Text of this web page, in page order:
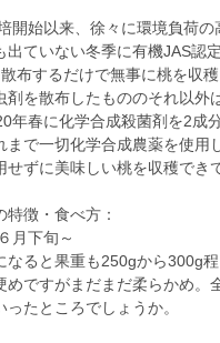
開始以来、徐々に環境負荷
出ていない冬季に有機JAS認
布するだけで無事に桃を収
剤を散布したもののそれ以外
年春に化学合成殺菌剤を2成
まで一切化学合成農薬を使用
せずに美味しい桃を収穫でき
徴・食べ方：
月下旬～
ると果重も250gから300g
めですがまだまだ柔らかめ。
ったところでしょうか。